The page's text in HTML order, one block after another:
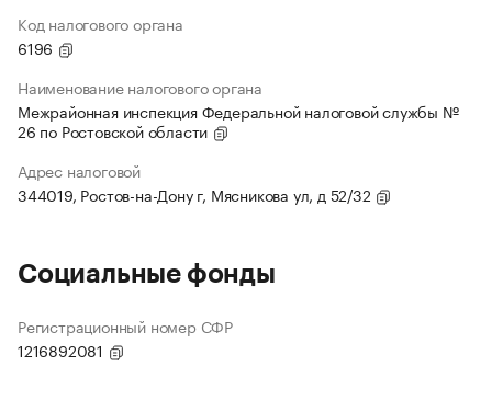
Код налогового органа
6196
Наименование налогового органа
Межрайонная инспекция Федеральной налоговой службы №
26 по Ростовской области
Адрес налоговой
344019, Ростов-на-Дону г, Мясникова ул, д 52/32
Социальные фонды
Регистрационный номер СФР
1216892081